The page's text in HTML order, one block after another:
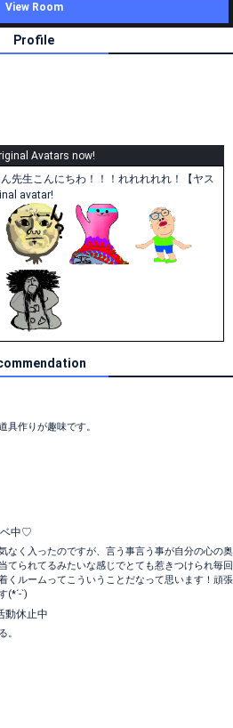
View Room
Profile
Avatars now!
先生こんにちわ！！！れれれれれ！【ヤス
avatar!
具作りが趣味です。
ベ中♡
なく入ったのですが、言う事言う事が自分の心の奥
てられてるみたいな感じでとても惹きつけられ毎回
くルームってこういうことだなって思います！頑張
(*´-`)
動休止中
。